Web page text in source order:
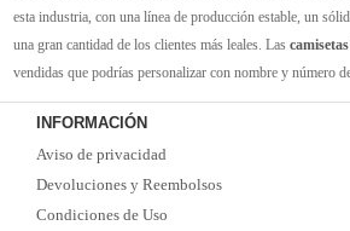
esta industria, con una línea de producción estable, un
una gran cantidad de los clientes más leales. Las
vendidas que podrías personalizar con nombre y número
Camisetas de futbol replicasde la mejor calidad Thai
suficiente experiencia para satisfacer tus necesidades de
la seguridad de que elegirnos le brindará una experiencia
INFORMACIÓN
Aviso de privacidad
Devoluciones y Reembolsos
Condiciones de Uso